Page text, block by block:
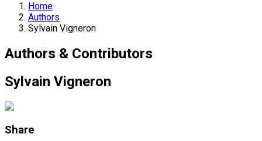
Home
Authors
Sylvain Vigneron
Authors & Contributors
Sylvain Vigneron
Share